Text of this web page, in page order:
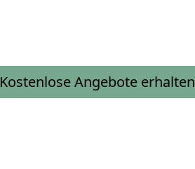
Kostenlose Angebote erhalten